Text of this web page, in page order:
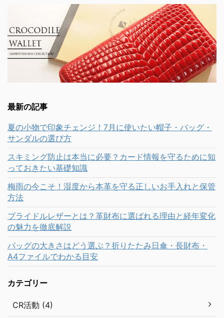
最新の記事
夏の小物で印象チェンジ！7月に使いたい帽子・バッグ・
サンダルの選び方
スキミング防止は本当に必要？カード情報を守るために知
っておきたい基礎知識
梅雨の今こそ！湿度から本革を守る正しいお手入れと保管
方法
ブライドルレザーとは？革財布に選ばれる理由と経年変化
の魅力を徹底解説
バッグの大きさはどう選ぶ？折りたたみ日傘・長財布・
A4ファイルでわかる目安
カテゴリー
CR活動 (4)